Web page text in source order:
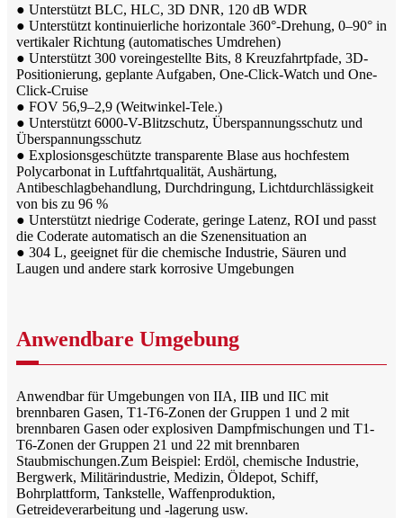
● Unterstützt BLC, HLC, 3D DNR, 120 dB WDR
● Unterstützt kontinuierliche horizontale 360°-Drehung, 0–90° in
vertikaler Richtung (automatisches Umdrehen)
● Unterstützt 300 voreingestellte Bits, 8 Kreuzfahrtpfade, 3D-
Positionierung, geplante Aufgaben, One-Click-Watch und One-
Click-Cruise
● FOV 56,9–2,9 (Weitwinkel-Tele.)
● Unterstützt 6000-V-Blitzschutz, Überspannungsschutz und
Überspannungsschutz
● Explosionsgeschützte transparente Blase aus hochfestem
Polycarbonat in Luftfahrtqualität, Aushärtung,
Antibeschlagbehandlung, Durchdringung, Lichtdurchlässigkeit
von bis zu 96 %
● Unterstützt niedrige Coderate, geringe Latenz, ROI und passt
die Coderate automatisch an die Szenensituation an
● 304 L, geeignet für die chemische Industrie, Säuren und
Laugen und andere stark korrosive Umgebungen
Anwendbare Umgebung
Anwendbar für Umgebungen von IIA, IIB und IIC mit
brennbaren Gasen, T1-T6-Zonen der Gruppen 1 und 2 mit
brennbaren Gasen oder explosiven Dampfmischungen und T1-
T6-Zonen der Gruppen 21 und 22 mit brennbaren
Staubmischungen.Zum Beispiel: Erdöl, chemische Industrie,
Bergwerk, Militärindustrie, Medizin, Öldepot, Schiff,
Bohrplattform, Tankstelle, Waffenproduktion,
Getreideverarbeitung und -lagerung usw.